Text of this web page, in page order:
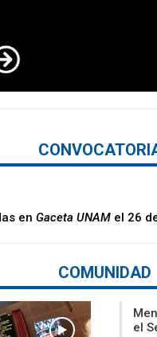
enGaceta UNAM el 26
COMUNIDAD
el